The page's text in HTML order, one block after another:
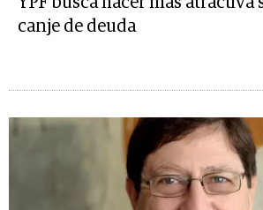
canje de deuda